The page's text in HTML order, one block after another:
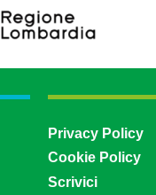
Privacy Policy
Cookie Policy
Scrivici